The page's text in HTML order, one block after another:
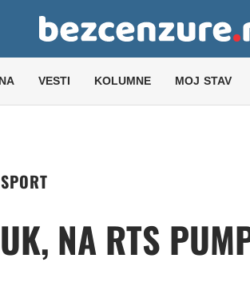
VESTI KOLUMNE MOJ STAV
SPORT
NA RTS